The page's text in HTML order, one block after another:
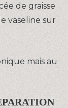
de graisse
vaseline sur
mais au